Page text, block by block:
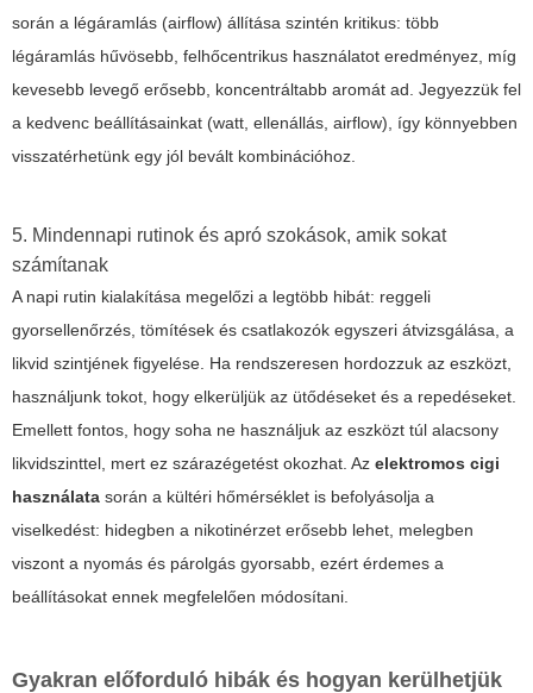
során a légáramlás (airflow) állítása szintén kritikus: több
légáramlás hűvösebb, felhőcentrikus használatot eredményez, míg
kevesebb levegő erősebb, koncentráltabb aromát ad. Jegyezzük fel
a kedvenc beállításainkat (watt, ellenállás, airflow), így könnyebben
visszatérhetünk egy jól bevált kombinációhoz.
5. Mindennapi rutinok és apró szokások, amik sokat
számítanak
A napi rutin kialakítása megelőzi a legtöbb hibát: reggeli
gyorsellenőrzés, tömítések és csatlakozók egyszeri átvizsgálása, a
likvid szintjének figyelése. Ha rendszeresen hordozzuk az eszközt,
használjunk tokot, hogy elkerüljük az ütődéseket és a repedéseket.
Emellett fontos, hogy soha ne használjuk az eszközt túl alacsony
likvidszinttel, mert ez szárazégetést okozhat. Az elektromos cigi
használata során a kültéri hőmérséklet is befolyásolja a
viselkedést: hidegben a nikotinérzet erősebb lehet, melegben
viszont a nyomás és párolgás gyorsabb, ezért érdemes a
beállításokat ennek megfelelően módosítani.
Gyakran előforduló hibák és hogyan kerülhetjük